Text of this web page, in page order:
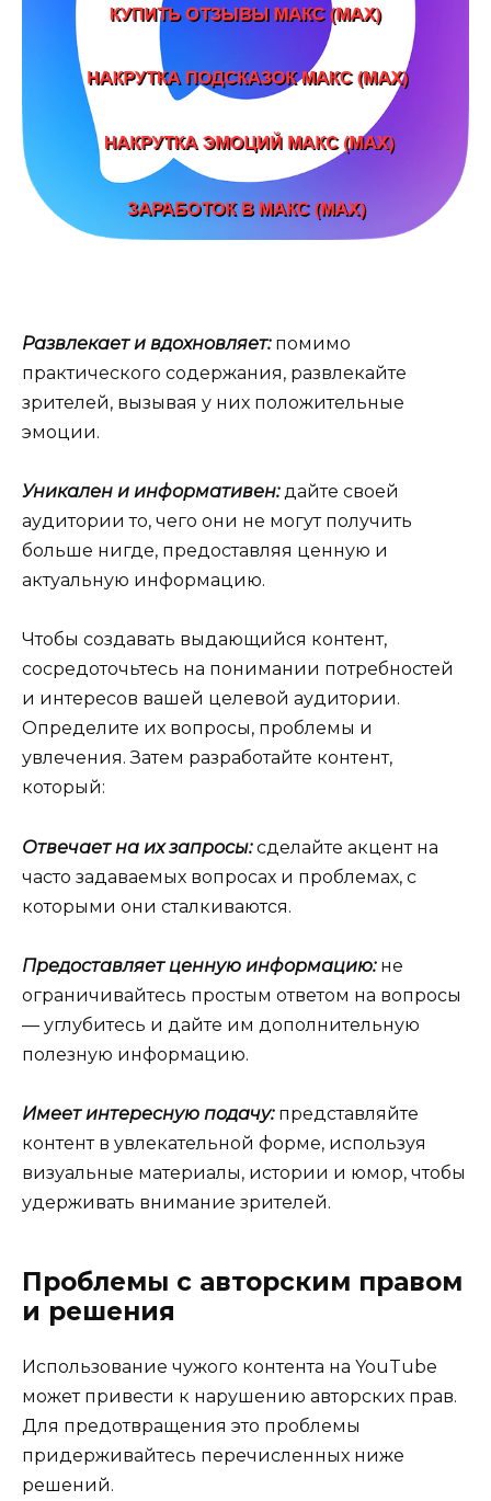
Развлекает и вдохновляет:помимо
практического содержания, развлекайте
зрителей, вызывая у них положительные
эмоции.
Уникален и информативен:дайте своей
аудитории то, чего они не могут получить
больше нигде, предоставляя ценную и
актуальную информацию.
Чтобы создавать выдающийся контент,
сосредоточьтесь на понимании потребностей
и интересов вашей целевой аудитории.
Определите их вопросы, проблемы и
увлечения. Затем разработайте контент,
который:
Отвечает на их запросы:сделайте акцент на
часто задаваемых вопросах и проблемах, с
которыми они сталкиваются.
Предоставляет ценную информацию:не
ограничивайтесь простым ответом на вопросы
— углубитесь и дайте им дополнительную
полезную информацию.
Имеет интересную подачу:представляйте
контент в увлекательной форме, используя
визуальные материалы, истории и юмор, чтобы
удерживать внимание зрителей.
Проблемы с авторским правом
и решения
Использование чужого контента на YouTube
может привести к нарушению авторских прав.
Для предотвращения это проблемы
придерживайтесь перечисленных ниже
решений.